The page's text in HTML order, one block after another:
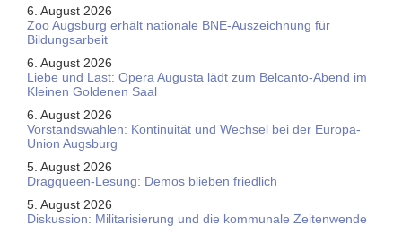
6. August 2026
Zoo Augsburg erhält nationale BNE-Auszeichnung für
Bildungsarbeit
6. August 2026
Liebe und Last: Opera Augusta lädt zum Belcanto-Abend im
Kleinen Goldenen Saal
6. August 2026
Vorstandswahlen: Kontinuität und Wechsel bei der Europa-
Union Augsburg
5. August 2026
Dragqueen-Lesung: Demos blieben friedlich
5. August 2026
Diskussion: Mi­li­ta­ri­sie­rung und die kommunale Zeitenwende